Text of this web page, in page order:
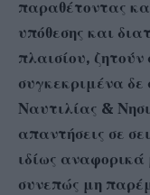
παραθέτοντας
υπόθεσης και
πλαισίου,
συγκεκριμένα
Ναυτιλίας &
απαντήσεις σε
ιδίως
συνεπώς μη